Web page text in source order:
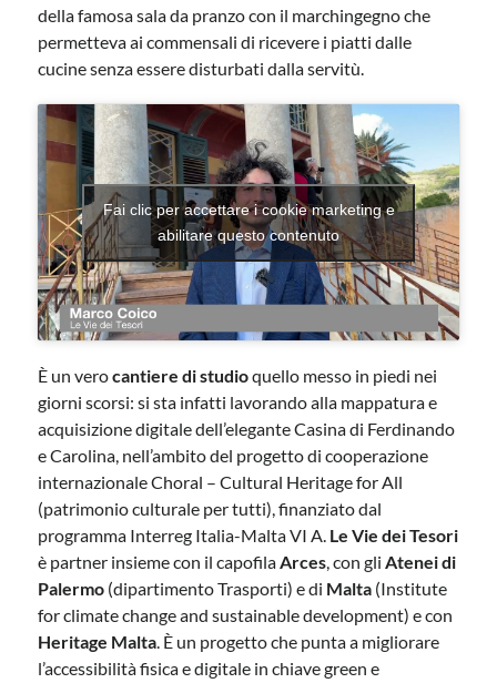
della famosa sala da pranzo con il marchingegno che
permetteva ai commensali di ricevere i piatti dalle
cucine senza essere disturbati dalla servitù.
Fai clic per accettare i cookie marketing e
abilitare questo contenuto
È un verocantiere di studioquello messo in piedi nei
giorni scorsi: si sta infatti lavorando alla mappatura e
acquisizione digitale dell’elegante Casina di Ferdinando
e Carolina, nell’ambito del progetto di cooperazione
internazionale Choral – Cultural Heritage for All
(patrimonio culturale per tutti), finanziato dal
programma Interreg Italia-Malta VI A. Le Vie dei Tesori
è partner insieme con il capofilaArces, con gliAtenei di
Palermo (dipartimento Trasporti) e di Malta (Institute
for climate change and sustainable development) e con
Heritage Malta. È un progetto che punta a migliorare
l’accessibilità fisica e digitale in chiave green e